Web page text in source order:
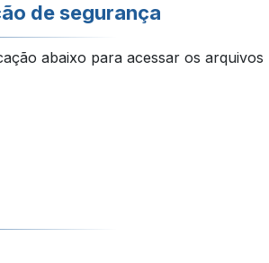
de segurança
abaixo para acessar os arquivos